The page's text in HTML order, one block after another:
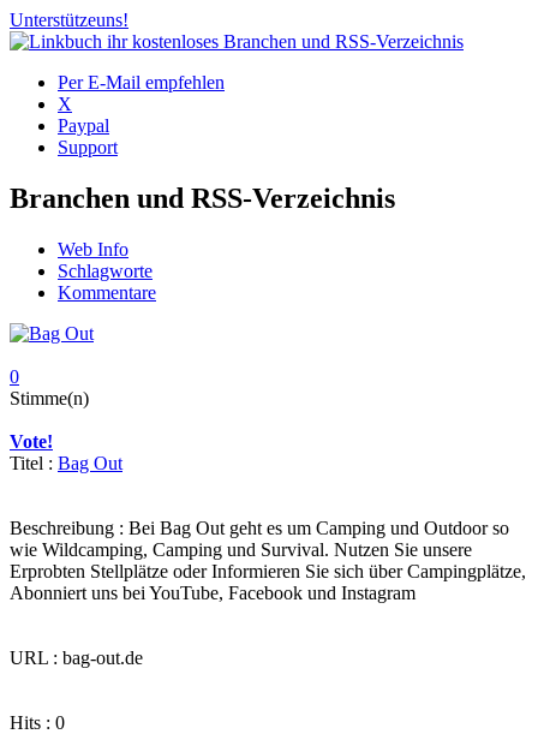
Unterstützeuns!
Per E-Mail empfehlen
X
Paypal
Support
Branchen und RSS-Verzeichnis
Web Info
Schlagworte
Kommentare
0
Stimme(n)
Vote!
Titel : Bag Out
Beschreibung : Bei Bag Out geht es um Camping und Outdoor so
wie Wildcamping, Camping und Survival. Nutzen Sie unsere
Erprobten Stellplätze oder Informieren Sie sich über Campingplätze,
Abonniert uns bei YouTube, Facebook und Instagram
URL : bag-out.de
Hits : 0